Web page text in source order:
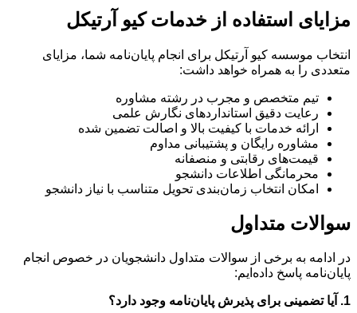
مزایای استفاده از خدمات کیو آرتیکل
انتخاب موسسه کیو آرتیکل برای انجام پایان‌نامه شما، مزایای
متعددی را به همراه خواهد داشت:
تیم متخصص و مجرب در رشته مشاوره
رعایت دقیق استانداردهای نگارش علمی
ارائه خدمات با کیفیت بالا و اصالت تضمین شده
مشاوره رایگان و پشتیبانی مداوم
قیمت‌های رقابتی و منصفانه
محرمانگی اطلاعات دانشجو
امکان انتخاب زمان‌بندی تحویل متناسب با نیاز دانشجو
سوالات متداول
در ادامه به برخی از سوالات متداول دانشجویان در خصوص انجام
پایان‌نامه پاسخ داده‌ایم:
1. آیا تضمینی برای پذیرش پایان‌نامه وجود دارد؟